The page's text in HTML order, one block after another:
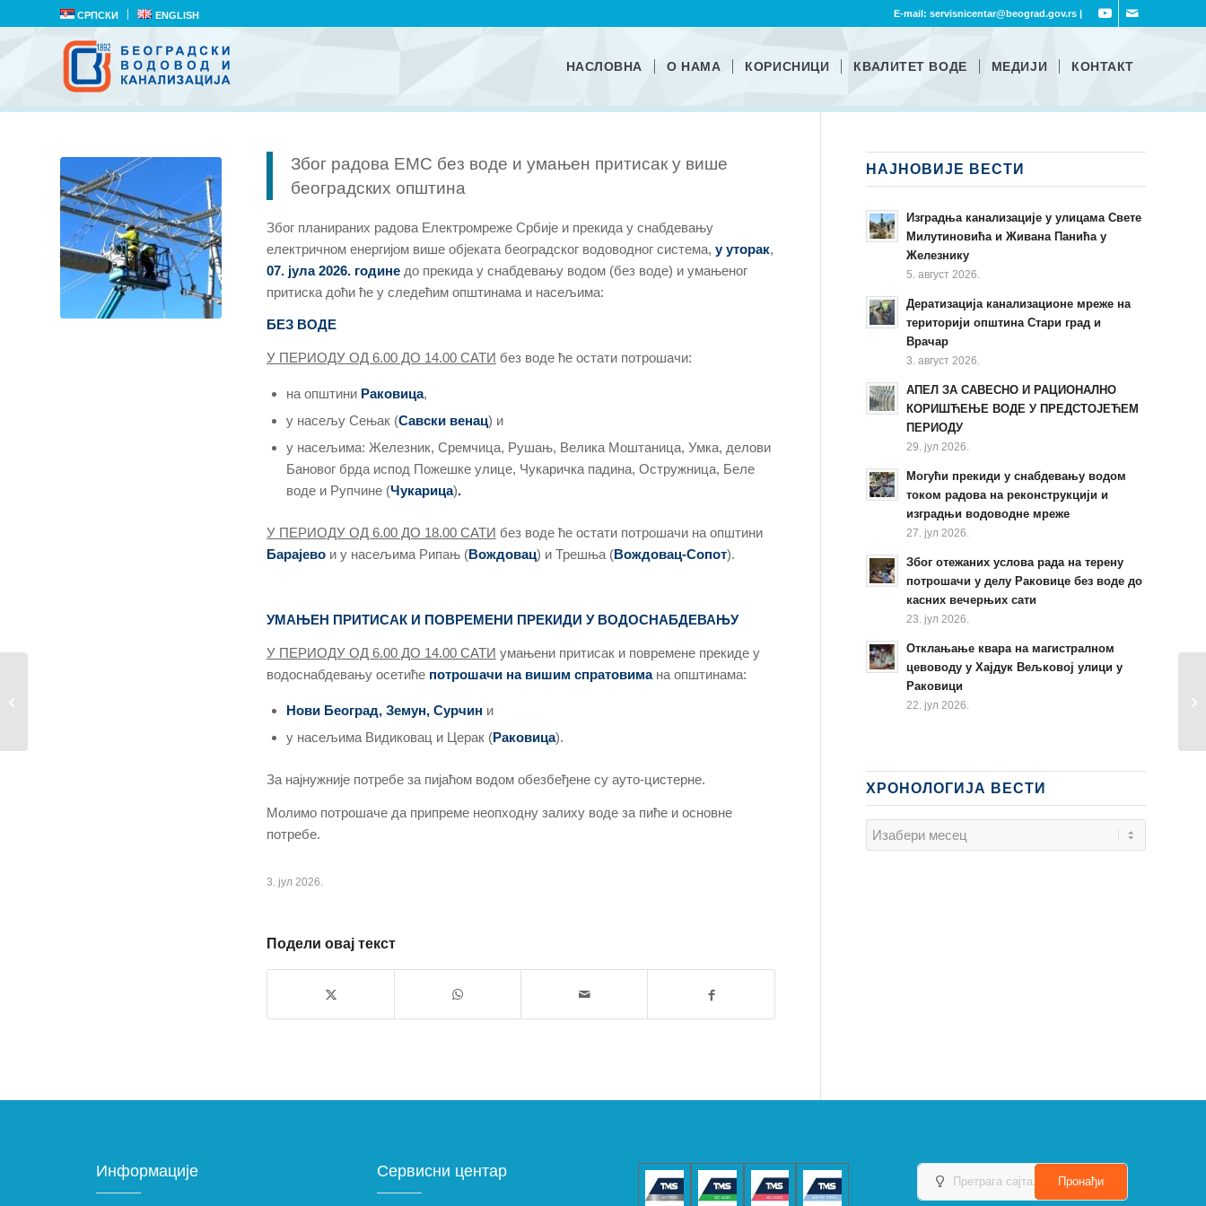
СРПСКИ ENGLISH E-mail: servisnicentar@beograd.gov.rs |
НАСЛОВНА О НАМА КОРИСНИЦИ КВАЛИТЕТ ВОДЕ МЕДИЈИ КОНТАКТ
Због радова ЕМС без воде и умањен притисак у више
београдских општина
Због планираних радова Електромреже Србије и прекида у снабдевању
електричном енергијом више објеката београдског водоводног система, у уторак,
07. јула 2026. године до прекида у снабдевању водом (без воде) и умањеног
притиска доћи ће у следећим општинама и насељима:
БЕЗ ВОДЕ
У ПЕРИОДУ ОД 6.00 ДО 14.00 САТИ без воде ће остати потрошачи:
на општини Раковица,
у насељу Сењак (Савски венац) и
у насељима: Железник, Сремчица, Рушањ, Велика Моштаница, Умка, делови
Бановог брда испод Пожешке улице, Чукаричка падина, Остружница, Беле
воде и Рупчине (Чукарица).
У ПЕРИОДУ ОД 6.00 ДО 18.00 САТИ без воде ће остати потрошачи на општини
Барајево и у насељима Рипањ (Вождовац) и Трешња (Вождовац-Сопот).
УМАЊЕН ПРИТИСАК И ПОВРЕМЕНИ ПРЕКИДИ У ВОДОСНАБДЕВАЊУ
У ПЕРИОДУ ОД 6.00 ДО 14.00 САТИ умањени притисак и повремене прекиде у
водоснабдевању осетиће потрошачи на вишим спратовимана општинама:
Нови Београд, Земун, Сурчин и
у насељима Видиковац и Церак (Раковица).
За најнужније потребе за пијаћом водом обезбеђене су ауто-цистерне.
Молимо потрошаче да припреме неопходну залиху воде за пиће и основне
потребе.
3. јул 2026.
Подели овај текст
НАЈНОВИЈЕ ВЕСТИ
Изградња канализације у улицама Свете
Милутиновића и Живана Панића у
Железнику
5. август 2026.
Дератизација канализационе мреже на
територији општина Стари град и
Врачар
3. август 2026.
АПЕЛ ЗА САВЕСНО И РАЦИОНАЛНО
КОРИШЋЕЊЕ ВОДЕ У ПРЕДСТОЈЕЋЕМ
ПЕРИОДУ
29. јул 2026.
Могући прекиди у снабдевању водом
током радова на реконструкцији и
изградњи водоводне мреже
27. јул 2026.
Због отежаних услова рада на терену
потрошачи у делу Раковице без воде до
касних вечерњих сати
23. јул 2026.
Отклањање квара на магистралном
цевоводу у Хајдук Вељковој улици у
Раковици
22. јул 2026.
ХРОНОЛОГИЈА ВЕСТИ
Информације Сервисни центар